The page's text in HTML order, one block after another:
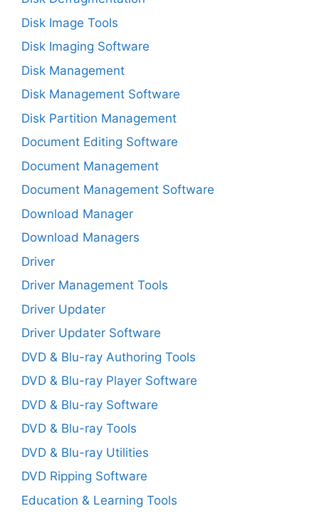
Disk Image Tools
Disk Imaging Software
Disk Management
Disk Management Software
Disk Partition Management
Document Editing Software
Document Management
Document Management Software
Download Manager
Download Managers
Driver
Driver Management Tools
Driver Updater
Driver Updater Software
DVD & Blu-ray Authoring Tools
DVD & Blu-ray Player Software
DVD & Blu-ray Software
DVD & Blu-ray Tools
DVD & Blu-ray Utilities
DVD Ripping Software
Education & Learning Tools